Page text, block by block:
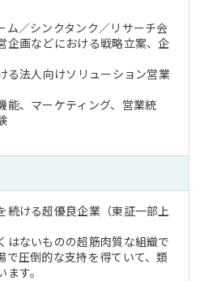
ム／シンクタンク／リサーチ会
企画などにおける戦略立案、企
る法人向けソリューション営業
能、マーケティング、営業統
続ける超優良企業（東証一部上
はないものの超筋肉質な組織で
で圧倒的な支持を得ていて、類
す。